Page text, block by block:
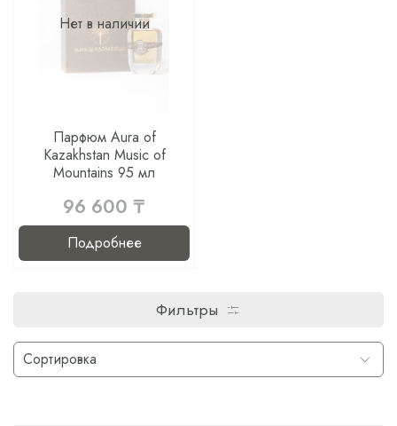
Нет в наличии
Парфюм Aura of
Kazakhstan Music of
Mountains 95 мл
96 600 ₸
Подробнее
Фильтры